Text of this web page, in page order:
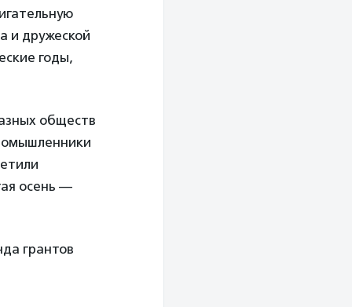
и дружеской
годы,
обществ
осень —
грантов